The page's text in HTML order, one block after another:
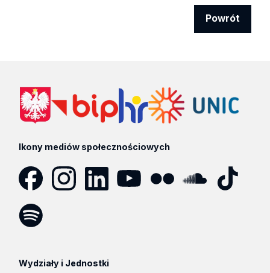
Powrót
Ikony mediów społecznościowych
Wydziały i Jednostki